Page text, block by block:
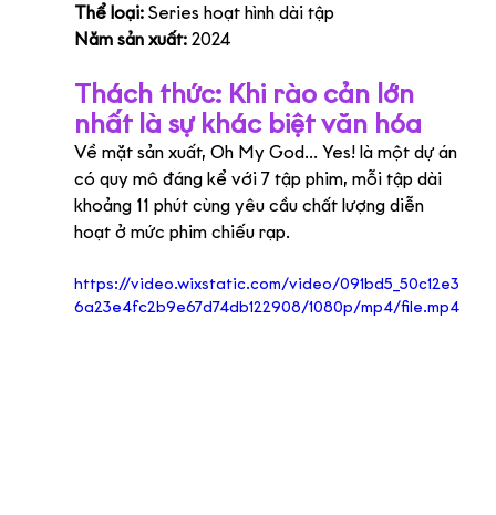
Thể loại: Series hoạt hình dài tập
Năm sản xuất: 2024
Thách thức: Khi rào cản lớn
nhất là sự khác biệt văn hóa
Về mặt sản xuất, Oh My God... Yes! là một dự án
có quy mô đáng kể với 7 tập phim, mỗi tập dài
khoảng 11 phút cùng yêu cầu chất lượng diễn
hoạt ở mức phim chiếu rạp.
https://video.wixstatic.com/video/091bd5_50c12e3
6a23e4fc2b9e67d74db122908/1080p/mp4/file.mp4